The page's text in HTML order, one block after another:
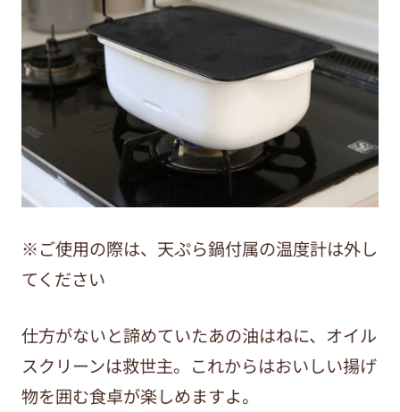
※ご使用の際は、天ぷら鍋付属の温度計は外し
てください
仕方がないと諦めていたあの油はねに、オイル
スクリーンは救世主。これからはおいしい揚げ
物を囲む食卓が楽しめますよ。